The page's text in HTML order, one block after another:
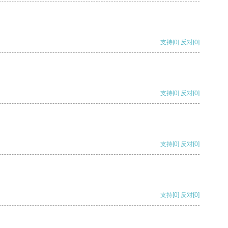
支持[0] 反对[0]
支持[0] 反对[0]
支持[0] 反对[0]
支持[0] 反对[0]